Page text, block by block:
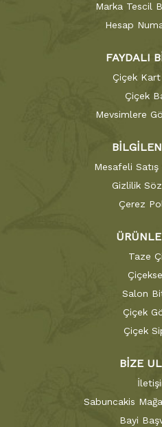
Marka Tescil
Hesap
FAYDALI
Çiçek Kart
Çiçek
Mevsimlere
Mesafeli
Gizlilik
Çerez
Taze
Salon
Çiçek
Çiçek
BİZE
Sabuncakis
Bayi